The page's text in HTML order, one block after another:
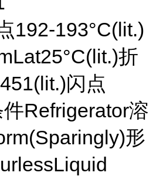
192-193°C(lit.)
折
闪点
Refrigerator溶
形